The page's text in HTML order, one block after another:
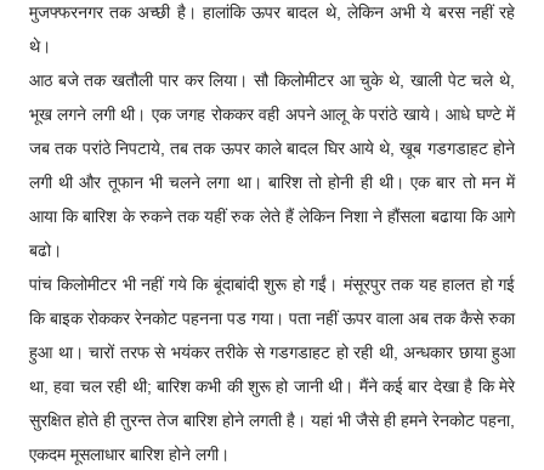
मुजफ्फरनगर तक अच्छी है। हालांकि ऊपर बादल थे, लेकिन अभी ये बरस नहीं रहे
थे।
आठ बजे तक खतौली पार कर लिया। सौ किलोमीटर आ चुके थे, खाली पेट चले थे,
भूख लगने लगी थी। एक जगह रोककर वही अपने आलू के परांठे खाये। आधे घण्टे में
जब तक परांठे निपटाये, तब तक ऊपर काले बादल घिर आये थे, खूब गडगडाहट होने
लगी थी और तूफान भी चलने लगा था। बारिश तो होनी ही थी। एक बार तो मन में
आया कि बारिश के रुकने तक यहीं रुक लेते हैं लेकिन निशा ने हौंसला बढाया कि आगे
बढो।
पांच किलोमीटर भी नहीं गये कि बूंदाबांदी शुरू हो गईं। मंसूरपुर तक यह हालत हो गई
कि बाइक रोककर रेनकोट पहनना पड गया। पता नहीं ऊपर वाला अब तक कैसे रुका
हुआ था। चारों तरफ से भयंकर तरीके से गडगडाहट हो रही थी, अन्धकार छाया हुआ
था, हवा चल रही थी; बारिश कभी की शुरू हो जानी थी। मैंने कई बार देखा है कि मेरे
सुरक्षित होते ही तुरन्त तेज बारिश होने लगती है। यहां भी जैसे ही हमने रेनकोट पहना,
एकदम मूसलाधार बारिश होने लगी।